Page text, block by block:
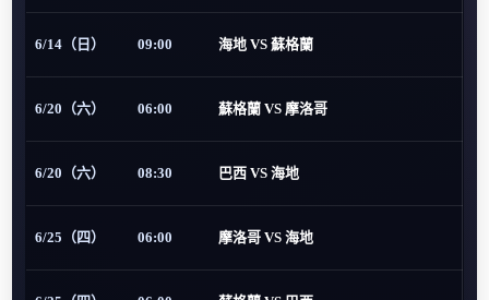
6/14（日） 09:00 海地 VS 蘇格蘭
6/20（六） 06:00 蘇格蘭 VS 摩洛哥
6/20（六） 08:30 巴西 VS 海地
6/25（四） 06:00 摩洛哥 VS 海地